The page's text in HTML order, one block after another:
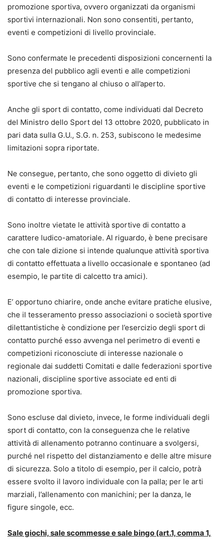
promozione sportiva, ovvero organizzati da organismi
sportivi internazionali. Non sono consentiti, pertanto,
eventi e competizioni di livello provinciale.
Sono confermate le precedenti disposizioni concernenti la
presenza del pubblico agli eventi e alle competizioni
sportive che si tengano al chiuso o all’aperto.
Anche gli sport di contatto, come individuati dal Decreto
del Ministro dello Sport del 13 ottobre 2020, pubblicato in
pari data sulla G.U., S.G. n. 253, subiscono le medesime
limitazioni sopra riportate.
Ne consegue, pertanto, che sono oggetto di divieto gli
eventi e le competizioni riguardanti le discipline sportive
di contatto di interesse provinciale.
Sono inoltre vietate le attività sportive di contatto a
carattere ludico-amatoriale. Al riguardo, è bene precisare
che con tale dizione si intende qualunque attività sportiva
di contatto effettuata a livello occasionale e spontaneo (ad
esempio, le partite di calcetto tra amici).
E’ opportuno chiarire, onde anche evitare pratiche elusive,
che il tesseramento presso associazioni o società sportive
dilettantistiche è condizione per l’esercizio degli sport di
contatto purché esso avvenga nel perimetro di eventi e
competizioni riconosciute di interesse nazionale o
regionale dai suddetti Comitati e dalle federazioni sportive
nazionali, discipline sportive associate ed enti di
promozione sportiva.
Sono escluse dal divieto, invece, le forme individuali degli
sport di contatto, con la conseguenza che le relative
attività di allenamento potranno continuare a svolgersi,
purché nel rispetto del distanziamento e delle altre misure
di sicurezza. Solo a titolo di esempio, per il calcio, potrà
essere svolto il lavoro individuale con la palla; per le arti
marziali, l’allenamento con manichini; per la danza, le
figure singole, ecc.
Sale giochi, sale scommesse e sale bingo (art.1, comma 1,